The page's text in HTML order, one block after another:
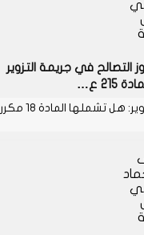
التصالح في جريمة التزوير
215 ع…
التصالح في جرائم التزوير: هل تشملها المادة 18 مكرر